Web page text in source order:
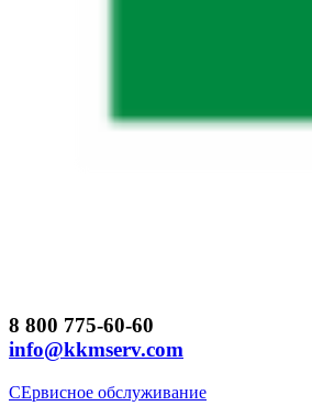
8 800 775-60-60
info@kkmserv.com
СЕрвисное обслуживание